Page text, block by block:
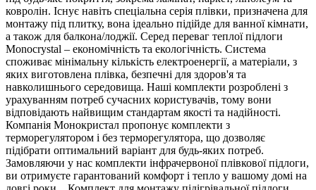
ковролін. Існує навіть спеціальна серія плівки, призначена для
монтажу під плитку, вона ідеально підійде для ванної кімнати,
а також для балкона/лоджії. Серед переваг теплої підлоги
Monocrystal – економічність та екологічність. Система
споживає мінімальну кількість електроенергії, а матеріали, з
яких виготовлена плівка, безпечні для здоров'я та
навколишнього середовища. Наші комплекти розроблені з
урахуванням потреб сучасних користувачів, тому вони
відповідають найвищим стандартам якості та надійності.
Компанія Монокристал пропонує комплекти з
терморегулятором і без терморегулятора, що дозволяє
підібрати оптимальний варіант для будь-яких потреб.
Замовляючи у нас комплекти інфрачервоної плівкової підлоги,
ви отримуєте гарантований комфорт і тепло у вашому домі на